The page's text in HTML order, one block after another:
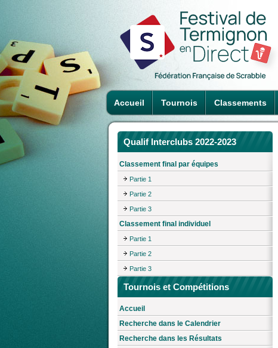
Accueil Tournois Classements
Qualif Interclubs 2022-2023
Classement final par équipes
Partie 1
Partie 2
Partie 3
Classement final individuel
Partie 1
Partie 2
Partie 3
Tournois et Compétitions
Accueil
Recherche dans le Calendrier
Recherche dans les Résultats